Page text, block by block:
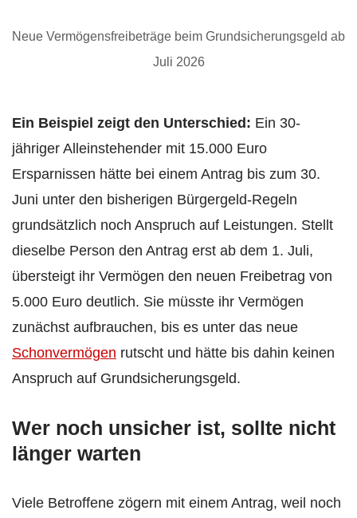
Neue Vermögensfreibeträge beim Grundsicherungsgeld ab
Juli 2026
Ein Beispiel zeigt den Unterschied: Ein 30-
jähriger Alleinstehender mit 15.000 Euro
Ersparnissen hätte bei einem Antrag bis zum 30.
Juni unter den bisherigen Bürgergeld-Regeln
grundsätzlich noch Anspruch auf Leistungen. Stellt
dieselbe Person den Antrag erst ab dem 1. Juli,
übersteigt ihr Vermögen den neuen Freibetrag von
5.000 Euro deutlich. Sie müsste ihr Vermögen
zunächst aufbrauchen, bis es unter das neue
Schonvermögen rutscht und hätte bis dahin keinen
Anspruch auf Grundsicherungsgeld.
Wer noch unsicher ist, sollte nicht
länger warten
Viele Betroffene zögern mit einem Antrag, weil noch